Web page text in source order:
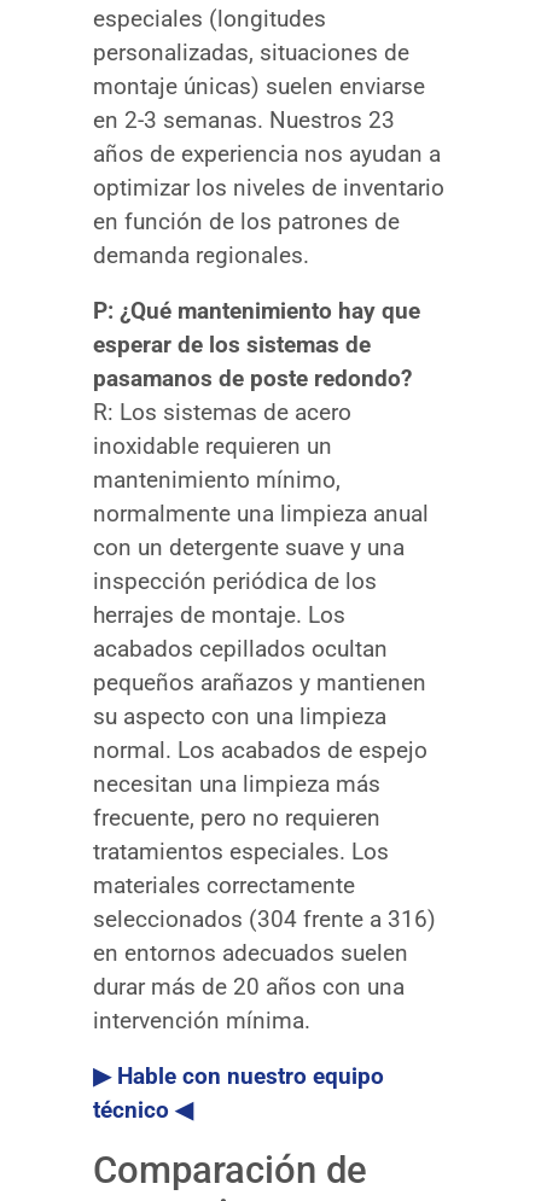
especiales (longitudes
personalizadas, situaciones de
montaje únicas) suelen enviarse
en 2-3 semanas. Nuestros 23
años de experiencia nos ayudan a
optimizar los niveles de inventario
en función de los patrones de
demanda regionales.
P: ¿Qué mantenimiento hay que
esperar de los sistemas de
pasamanos de poste redondo?
R: Los sistemas de acero
inoxidable requieren un
mantenimiento mínimo,
normalmente una limpieza anual
con un detergente suave y una
inspección periódica de los
herrajes de montaje. Los
acabados cepillados ocultan
pequeños arañazos y mantienen
su aspecto con una limpieza
normal. Los acabados de espejo
necesitan una limpieza más
frecuente, pero no requieren
tratamientos especiales. Los
materiales correctamente
seleccionados (304 frente a 316)
en entornos adecuados suelen
durar más de 20 años con una
intervención mínima.
▶ Hable con nuestro equipo
técnico ◀
Comparación de